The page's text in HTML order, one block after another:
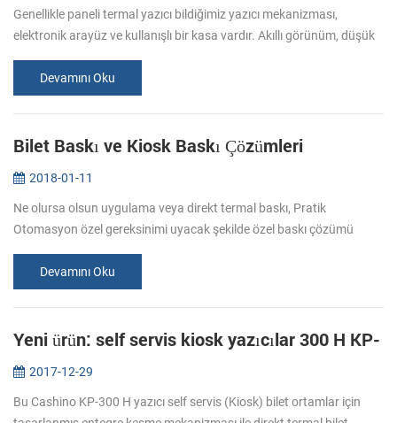
Genellikle paneli termal yazıcı bildiğimiz yazıcı mekanizması,
elektronik arayüz ve kullanışlı bir kasa vardır. Akıllı görünüm, düşük
Devamını Oku
Bilet Baskı ve Kiosk Baskı Çözümleri
2018-01-11
Ne olursa olsun uygulama veya direkt termal baskı, Pratik
Otomasyon özel gereksinimi uyacak şekilde özel baskı çözümü
müzeleri, yüksek ...
Devamını Oku
Yeni ürün: self servis kiosk yazıcılar 300 H KP-
2017-12-29
Bu Cashino KP-300 H yazıcı self servis (Kiosk) bilet ortamlar için